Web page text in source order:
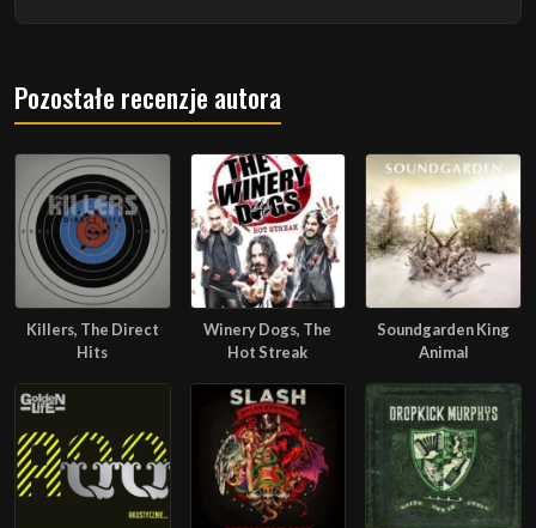
Pozostałe recenzje autora
Killers, The Direct
Hits
Winery Dogs, The
Hot Streak
Soundgarden King
Animal